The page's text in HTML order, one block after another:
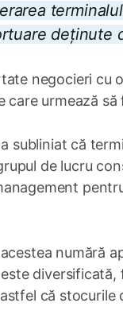
deținute
negocieri cu
urmează
subliniat că
de lucru
numără
că stocurile